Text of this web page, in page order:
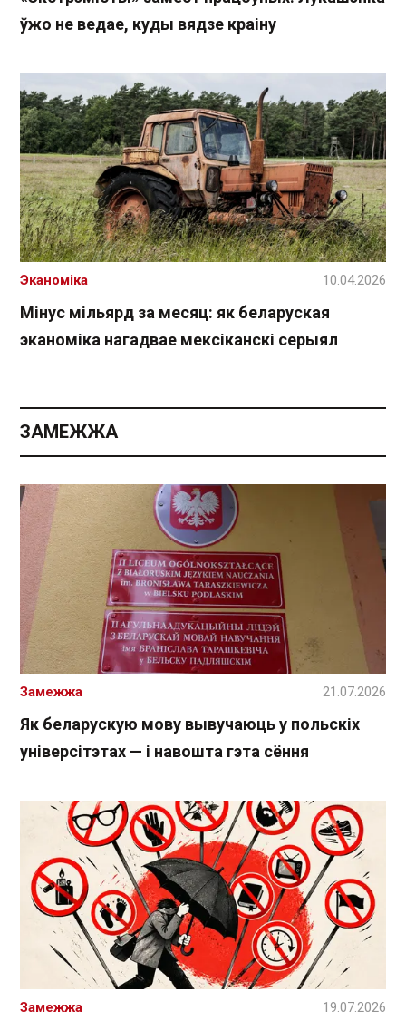
ўжо не ведае, куды вядзе краіну
Мінус мільярд за месяц: як беларуская
эканоміка нагадвае мексіканскі серыял
Эканоміка 10.04.2026
ЗАМЕЖЖА
Як беларускую мову вывучаюць у польскіх
універсітэтах — і навошта гэта сёння
Замежжа 21.07.2026
Замежжа 19.07.2026